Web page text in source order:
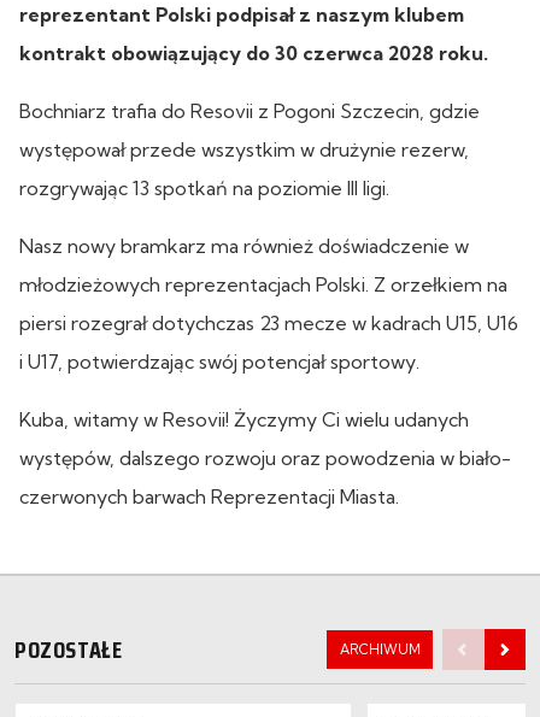
reprezentant Polski podpisał z naszym klubem
kontrakt obowiązujący do 30 czerwca 2028 roku.
Bochniarz trafia do Resovii z Pogoni Szczecin, gdzie
występował przede wszystkim w drużynie rezerw,
rozgrywając 13 spotkań na poziomie III ligi.
Nasz nowy bramkarz ma również doświadczenie w
młodzieżowych reprezentacjach Polski. Z orzełkiem na
piersi rozegrał dotychczas 23 mecze w kadrach U15, U16
i U17, potwierdzając swój potencjał sportowy.
Kuba, witamy w Resovii! Życzymy Ci wielu udanych
występów, dalszego rozwoju oraz powodzenia w biało-
czerwonych barwach Reprezentacji Miasta.
POZOSTAŁE ARCHIWUM